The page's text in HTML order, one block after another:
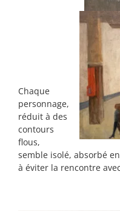
Chaque
personnage,
réduit à des
contours
flous,
semble isolé, absorbé
à éviter la rencontre